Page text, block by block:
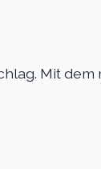
Mit